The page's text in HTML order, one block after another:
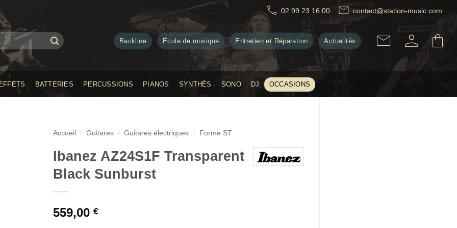
02 99 23 16 00 contact@station-music.com
Backline École de musique Entretien et Réparation Actualités
BATTERIES PERCUSSIONS PIANOS SYNTHÉS SONO DJ OCCASIONS
Accueil / Guitares / Guitares électriques / Forme ST
Ibanez AZ24S1F Transparent
Black Sunburst
559,00€